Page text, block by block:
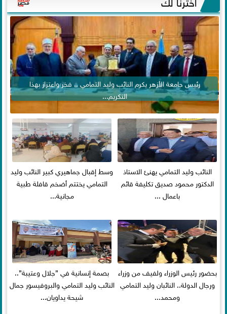
رئيس جامعة الأزهر يكرم النائب وليد التمامي .. فخر واعتزاز بهذا
التكريم...
النائب وليد التمامي يهنئ الاستاذ
الدكتور محمود صديق تكليفة قائم
باعمال ...
وسط إقبال جماهيري كبير النائب وليد
التمامي يختتم أضخم قافلة طبية
مجانية...
بحضور رئيس الوزراء ولفيف من وزراء
ورجال الدولة.. النائبان وليد التمامي
ومحمد...
بصمة إنسانية في ”جلال وعتيبة”..
النائب وليد التمامي والبروفيسور جمال
شيحة يداويان...